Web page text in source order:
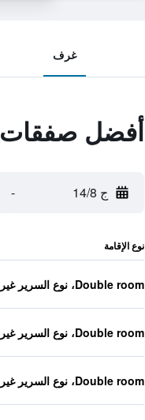
غرف
أفضل صفقات 16 باي فيو
ج 14/8 -
نوع الإقامة
Double room، نوع السرير غير معروف
Double room، نوع السرير غير معروف
Double room، نوع السرير غير معروف